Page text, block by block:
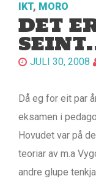
IKT, MORO
DET
JULI 30, 2008
Då eg for eit par
eksamen i
Hovudet var på
teoriar av m.a
andre glupe